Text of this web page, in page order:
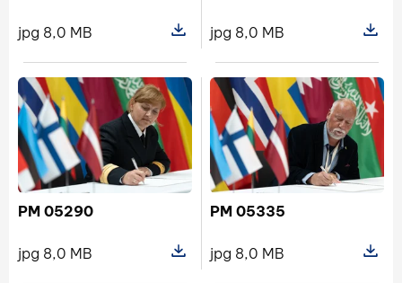
jpg 8,0 MB
Pokaż szczegóły pliku PM 05388
jpg 8,0 MB
PM 05290
jpg 8,0 MB
Pokaż szczegóły pliku PM 05290
PM 05335
jpg 8,0 MB